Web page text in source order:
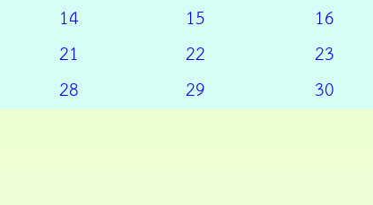
14 15 16
21 22 23
28 29 30